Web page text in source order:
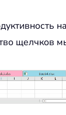
щелчков